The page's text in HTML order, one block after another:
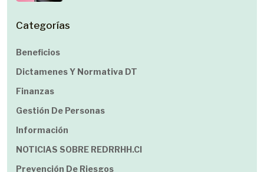
Categorías
Beneficios
Dictamenes Y Normativa DT
Finanzas
Gestión De Personas
Información
NOTICIAS SOBRE REDRRHH.cl
Prevención De Riesgos